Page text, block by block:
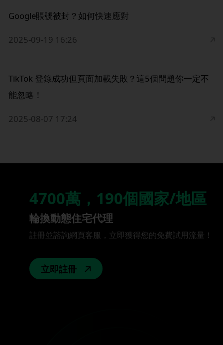
Google賬號被封？如何快速應對
2025-09-19 16:26
TikTok 登錄成功但頁面加載失敗？這5個問題你一定不
能忽略！
2025-08-07 17:24
4700萬，190個國家/地區
輪換動態住宅代理
註冊並諮詢網頁客服，立即獲得您的免費試用流量！
立即註冊